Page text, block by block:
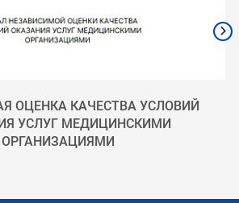
ОЦЕНКА КАЧЕСТВА УСЛОВИЙ
УСЛУГ МЕДИЦИНСКИМИ
ОРГАНИЗАЦИЯМИ